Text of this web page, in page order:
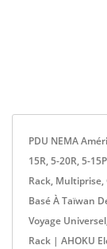
PDU NEMA
15R, 5-20R, 5-
Rack,
Basé À Taïwan
Voyage
Rack | AHOKU